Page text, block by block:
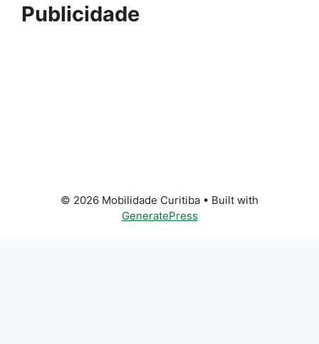
Publicidade
© 2026 Mobilidade Curitiba • Built with
GeneratePress